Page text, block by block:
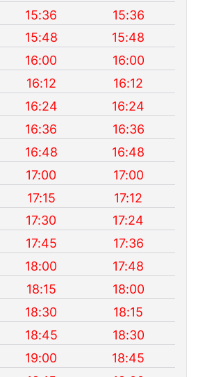
15:36
15:36
15:48
15:48
16:00
16:00
16:12
16:12
16:24
16:24
16:36
16:36
16:48
16:48
17:00
17:00
17:15
17:12
17:30
17:24
17:45
17:36
18:00
17:48
18:15
18:00
18:30
18:15
18:45
18:30
19:00
18:45